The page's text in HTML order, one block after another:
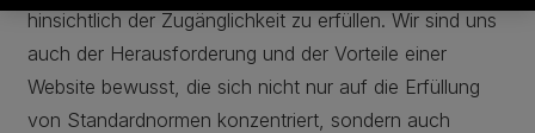
hinsichtlich der Zugänglichkeit zu erfüllen. Wir sind uns
auch der Herausforderung und der Vorteile einer
Website bewusst, die sich nicht nur auf die Erfüllung
von Standardnormen konzentriert, sondern auch